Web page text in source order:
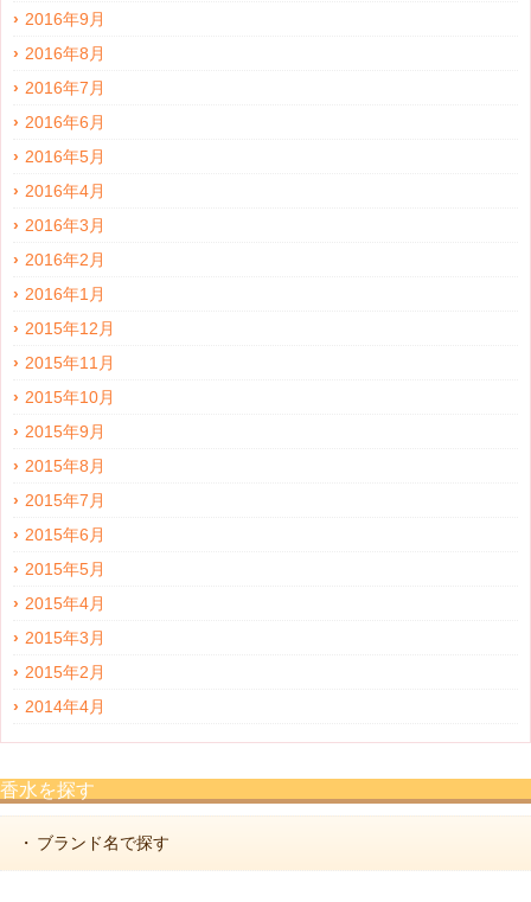
2016年9月
2016年8月
2016年7月
2016年6月
2016年5月
2016年4月
2016年3月
2016年2月
2016年1月
2015年12月
2015年11月
2015年10月
2015年9月
2015年8月
2015年7月
2015年6月
2015年5月
2015年4月
2015年3月
2015年2月
2014年4月
香水を探す
・ ブランド名で探す